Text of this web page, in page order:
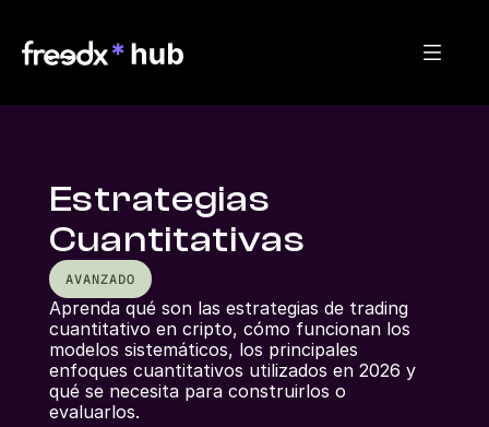
Estrategias
Cuantitativas
AVANZADO
Aprenda qué son las estrategias de trading
cuantitativo en cripto, cómo funcionan los
modelos sistemáticos, los principales
enfoques cuantitativos utilizados en 2026 y
qué se necesita para construirlos o
evaluarlos.